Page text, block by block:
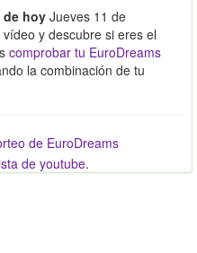
de hoy Jueves 11 de
y descubre si eres el
comprobar tu EuroDreams
la combinación de tu
de EuroDreams
de youtube.